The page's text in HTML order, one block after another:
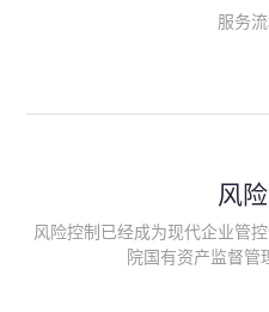
人责任险、首台套/首版次保险
险产品；（六）保险招投标业
供专业、优质
服务
风
风险控制已经成为现代企业管
院国有资产监督管